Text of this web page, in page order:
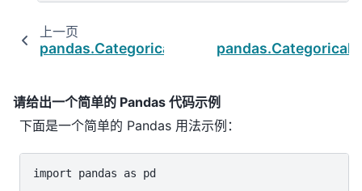
上一页
pandas.Categorical.ordered
请给出一个简单的 Pandas 代码示例
下面是一个简单的 Pandas 用法示例：
import pandas as pd